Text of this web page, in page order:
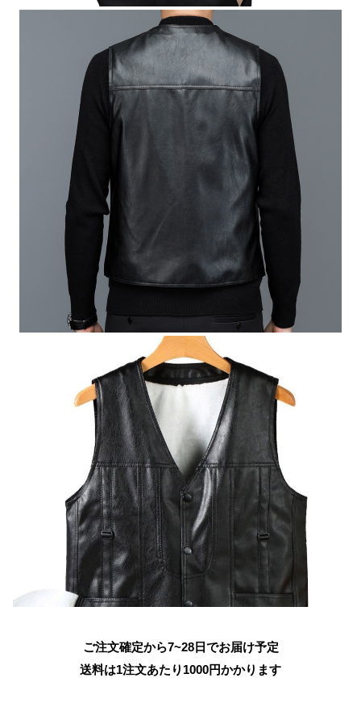
ご注文確定から7~28日でお届け予定
送料は1注文あたり 1000円かかります